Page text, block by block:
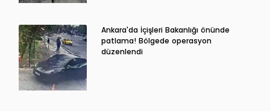
Ankara'da İçişleri Bakanlığı önünde
patlama! Bölgede operasyon
düzenlendi